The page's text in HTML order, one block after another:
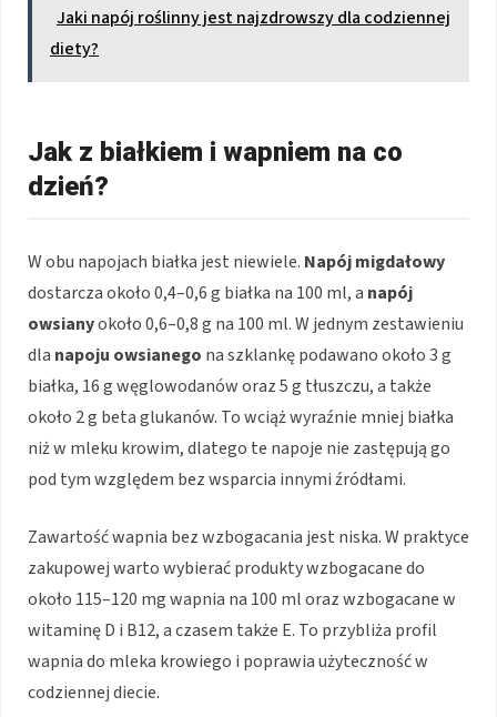
Jaki napój roślinny jest najzdrowszy dla codziennej
diety?
Jak z białkiem i wapniem na co
dzień?
W obu napojach białka jest niewiele. Napój migdałowy
dostarcza około 0,4–0,6 g białka na 100 ml, a napój
owsianyokoło 0,6–0,8 g na 100 ml. W jednym zestawieniu
dla napoju owsianego na szklankę podawano około 3 g
białka, 16 g węglowodanów oraz 5 g tłuszczu, a także
około 2 g beta glukanów. To wciąż wyraźnie mniej białka
niż w mleku krowim, dlatego te napoje nie zastępują go
pod tym względem bez wsparcia innymi źródłami.
Zawartość wapnia bez wzbogacania jest niska. W praktyce
zakupowej warto wybierać produkty wzbogacane do
około 115–120 mg wapnia na 100 ml oraz wzbogacane w
witaminę D i B12, a czasem także E. To przybliża profil
wapnia do mleka krowiego i poprawia użyteczność w
codziennej diecie.